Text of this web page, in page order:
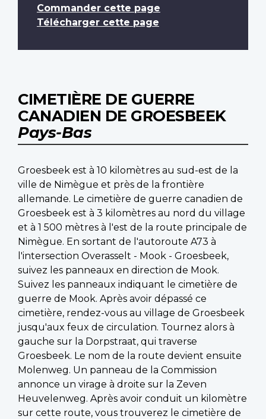
Commander cette page
Télécharger cette page
CIMETIÈRE DE GUERRE
CANADIEN DE GROESBEEK
Pays-Bas
Groesbeek est à 10 kilomètres au sud-est de la
ville de Nimègue et près de la frontière
allemande. Le cimetière de guerre canadien de
Groesbeek est à 3 kilomètres au nord du village
et à 1 500 mètres à l'est de la route principale de
Nimègue. En sortant de l'autoroute A73 à
l'intersection Overasselt - Mook - Groesbeek,
suivez les panneaux en direction de Mook.
Suivez les panneaux indiquant le cimetière de
guerre de Mook. Après avoir dépassé ce
cimetière, rendez-vous au village de Groesbeek
jusqu'aux feux de circulation. Tournez alors à
gauche sur la Dorpstraat, qui traverse
Groesbeek. Le nom de la route devient ensuite
Molenweg. Un panneau de la Commission
annonce un virage à droite sur la Zeven
Heuvelenweg. Après avoir conduit un kilomètre
sur cette route, vous trouverez le cimetière de